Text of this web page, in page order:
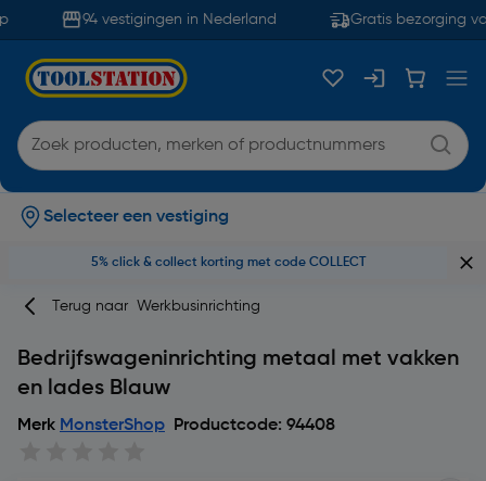
94 vestigingen in Nederland Gratis bezorging
Selecteer een vestiging
5% click & collect korting met code COLLECT
Terug naar Werkbusinrichting
Bedrijfswageninrichting metaal met vakken
en lades Blauw
Merk MonsterShop Productcode: 94408